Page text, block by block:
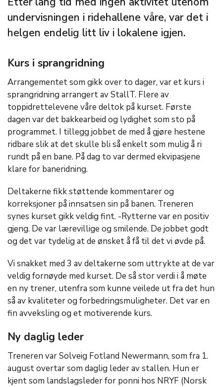
undervisningen i ridehallene våre, var det i
helgen endelig litt liv i lokalene igjen.
Kurs i sprangridning
Arrangementet som gikk over to dager, var et kurs i
sprangridning arrangert av StallT. Flere av
toppidrettelevene våre deltok på kurset. Første
dagen var det bakkearbeid og lydighet som sto på
programmet. I tillegg jobbet de med å gjøre hestene
ridbare slik at det skulle bli så enkelt som mulig å ri
rundt på en bane. På dag to var dermed ekvipasjene
klare for baneridning.
Deltakerne fikk støttende kommentarer og
korreksjoner på innsatsen sin på banen. Treneren
synes kurset gikk veldig fint. -Rytterne var en positiv
gjeng. De var lærevillige og smilende. De jobbet godt
og det var tydelig at de ønsket å få til det vi øvde på.
Vi snakket med 3 av deltakerne som uttrykte at de var
veldig fornøyde med kurset. De så stor verdi i å møte
en ny trener, utenfra som kunne veilede ut fra det hun
så av kvaliteter og forbedringsmuligheter. Det var en
fin avveksling og et motiverende kurs.
Ny daglig leder
Treneren var Solveig Fotland Newermann, som fra 1.
august overtar som daglig leder av stallen. Hun er
kjent som landslagsleder for ponni hos NRYF (Norsk